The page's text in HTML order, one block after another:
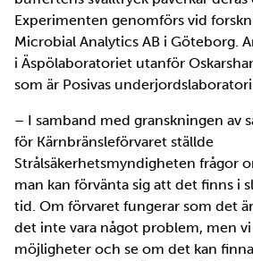
Experimenten genomförs vid
Microbial Analytics AB i Göteborg.
i Äspölaboratoriet utanför
som är Posivas
– I samband med granskningen av
för Kärnbränsleförvaret ställde
Strålsäkerhetsmyndigheten frågor
man kan förvänta sig att det finns i
tid. Om förvaret fungerar som det
det inte vara något problem, men
möjligheter och se om det kan